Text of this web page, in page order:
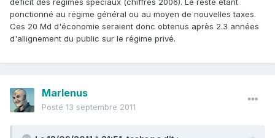
déficit des régimes spéciaux (chiffres 2006). Le reste étant
ponctionné au régime général ou au moyen de nouvelles taxes.
Ces 20 Md d'économie seraient donc obtenus après 2.3 années
d'allignement du public sur le régime privé.
Marlenus
Posté 13 septembre 2011